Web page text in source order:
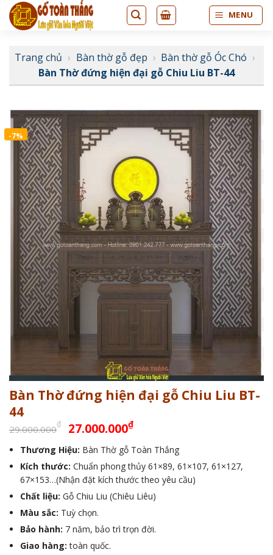
Bỏ
qua
dung
MENU
Trang chủ › Bàn thờ gỗ đẹp › Bàn thờ gỗ Óc Chó ›
Bàn Thờ đứng hiện đại gỗ Chiu Liu BT-44
-7%
Bàn Thờ đứng hiện đại gỗ Chiu Liu BT-
44
29.000.000₫ Giá
là:
29.000.000₫.
27.000.000₫Giá
tại
là:
27.000.000₫.
Thương Hiệu: Bàn Thờ gỗ Toàn Thắng
Kích thước: Chuẩn phong thủy 61×89, 61×107, 61×127,
67×153…(Nhận đặt kích thước theo yêu cầu)
Chất liệu: Gỗ Chiu Liu (Chiêu Liêu)
Màu sắc: Tuỳ chọn.
Bảo hành: 7 năm, bảo trì trọn đời.
Giao hàng: toàn quốc.